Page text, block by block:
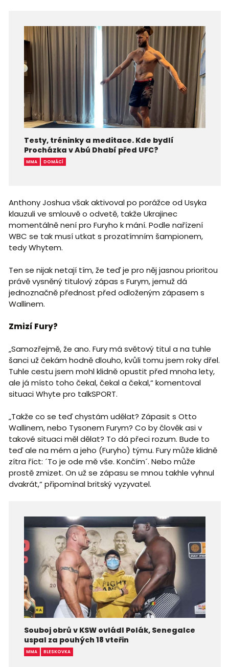
Testy, tréninky a meditace. Kde bydlí
Procházka v Abú Dhabí před UFC?
MMA DOMÁCÍ
Anthony Joshua však aktivoval po porážce od Usyka
klauzuli ve smlouvě o odvetě, takže Ukrajinec
momentálně není pro Furyho k mání. Podle nařízení
WBC se tak musí utkat s prozatímním šampionem,
tedy Whytem.
Ten se nijak netají tím, že teď je pro něj jasnou prioritou
právě vysněný titulový zápas s Furym, jemuž dá
jednoznačně přednost před odloženým zápasem s
Wallinem.
Zmizí Fury?
„Samozřejmě, že ano. Fury má světový titul a na tuhle
šanci už čekám hodně dlouho, kvůli tomu jsem roky dřel.
Tuhle cestu jsem mohl klidně opustit před mnoha lety,
ale já místo toho čekal, čekal a čekal,“ komentoval
situaci Whyte pro talkSPORT.
„Takže co se teď chystám udělat? Zápasit s Otto
Wallinem, nebo Tysonem Furym? Co by člověk asi v
takové situaci měl dělat? To dá přeci rozum. Bude to
teď ale na mém a jeho (Furyho) týmu. Fury může klidně
zítra říct: ´To je ode mě vše. Končím´. Nebo může
prostě zmizet. On už se zápasu se mnou takhle vyhnul
dvakrát,“ připomínal britský vyzyvatel.
Souboj obrů v KSW ovládl Polák, Senegalce
uspal za pouhých 18 vteřin
MMA BLESKOVKA